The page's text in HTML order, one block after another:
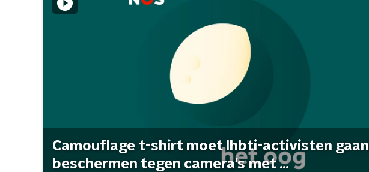
Camouflage t-shirt moet lhbti-activisten gaan
beschermen tegen camera's met ...